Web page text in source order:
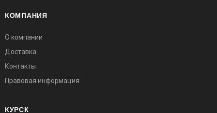
КОМПАНИЯ
О компании
Доставка
Контакты
Правовая информация
КУРСК